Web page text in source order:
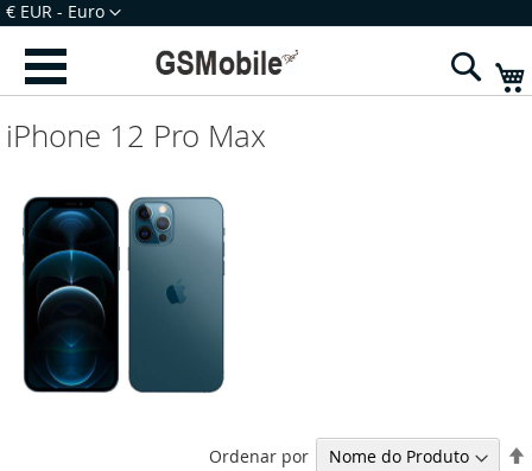
Ir
para
Conteúdo
Moeda
€ EUR - Euro
iPhone 12 Pro Max
Ordenar por